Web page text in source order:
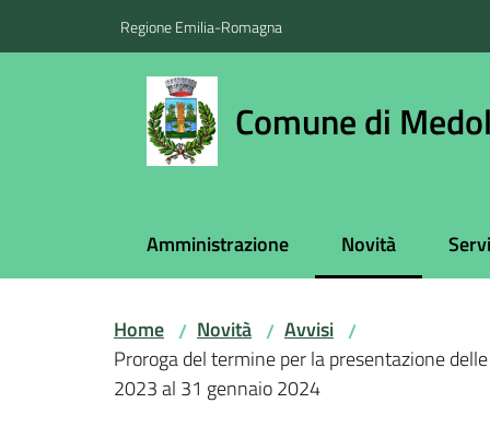
Regione Emilia-Romagna
Comune di
Amministrazione Novità
Menu selezionato
Home / Novità / Avvisi /
Proroga del termine per la presentazione
2023 al 31 gennaio 2024